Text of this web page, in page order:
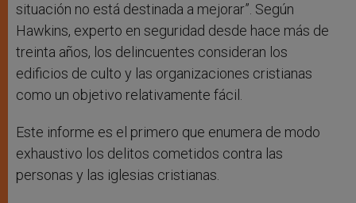
situación no está destinada a mejorar”. Según
Hawkins, experto en seguridad desde hace más de
treinta años, los delincuentes consideran los
edificios de culto y las organizaciones cristianas
como un objetivo relativamente fácil.
Este informe es el primero que enumera de modo
exhaustivo los delitos cometidos contra las
personas y las iglesias cristianas.